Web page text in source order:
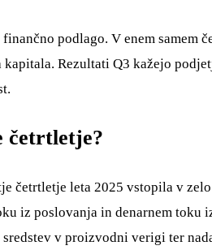
podlago. V enem
kapitala. Rezultati Q3 kažejo
četrtletje?
četrtletje leta 2025 vstopila v
iz poslovanja in denarnem
v proizvodni verigi ter